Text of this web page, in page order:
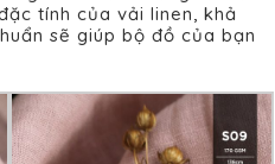
tính của vải linen, khả
sẽ giúp bộ đồ của bạn